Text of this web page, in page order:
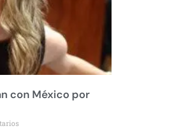
con México por